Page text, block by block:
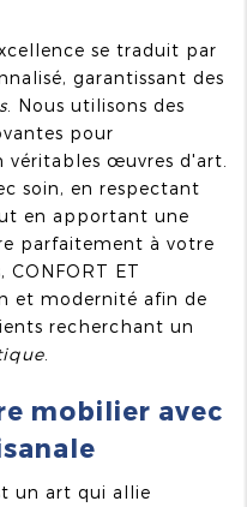
se traduit par
garantissant des
. Nous utilisons des
pour
œuvres d'art.
soin, en respectant
en apportant une
parfaitement à votre
ET
et modernité afin de
recherchant un
mobilier avec
un art qui allie